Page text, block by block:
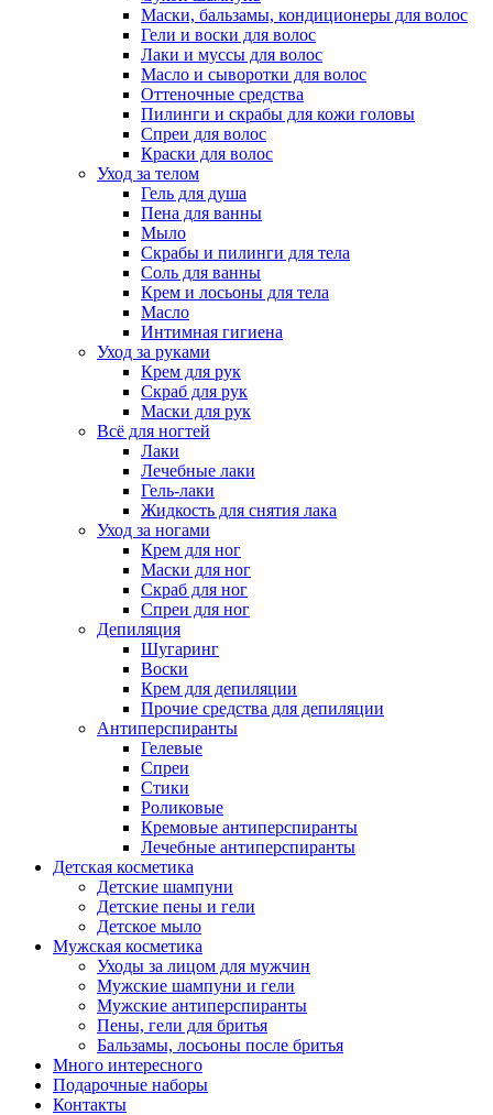
Маски, бальзамы, кондиционеры для волос
Гели и воски для волос
Лаки и муссы для волос
Масло и сыворотки для волос
Оттеночные средства
Пилинги и скрабы для кожи головы
Спреи для волос
Краски для волос
Уход за телом
Гель для душа
Пена для ванны
Мыло
Скрабы и пилинги для тела
Соль для ванны
Крем и лосьоны для тела
Масло
Интимная гигиена
Уход за руками
Крем для рук
Скраб для рук
Маски для рук
Всё для ногтей
Лаки
Лечебные лаки
Гель-лаки
Жидкость для снятия лака
Уход за ногами
Крем для ног
Маски для ног
Скраб для ног
Спреи для ног
Депиляция
Шугаринг
Воски
Крем для депиляции
Прочие средства для депиляции
Антиперспиранты
Гелевые
Спреи
Стики
Роликовые
Кремовые антиперспиранты
Лечебные антиперспиранты
Детская косметика
Детские шампуни
Детские пены и гели
Детское мыло
Мужская косметика
Уходы за лицом для мужчин
Мужские шампуни и гели
Мужские антиперспиранты
Пены, гели для бритья
Бальзамы, лосьоны после бритья
Много интересного
Подарочные наборы
Контакты